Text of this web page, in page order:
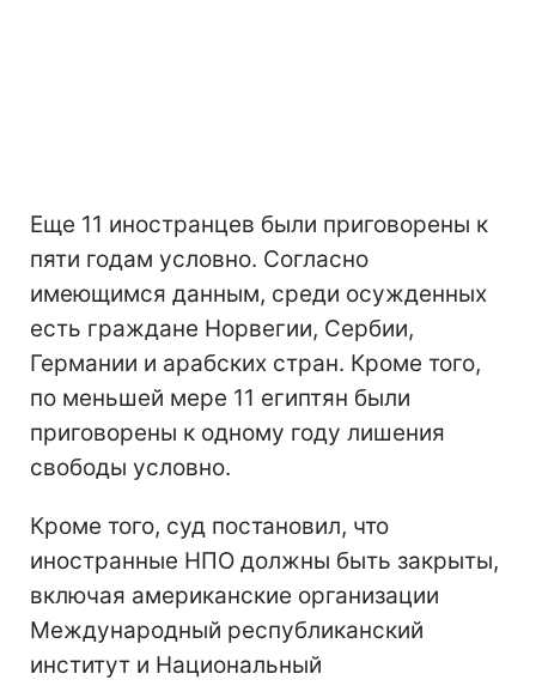
Еще 11 иностранцев были приговорены к
пяти годам условно. Согласно
имеющимся данным, среди осужденных
есть граждане Норвегии, Сербии,
Германии и арабских стран. Кроме того,
по меньшей мере 11 египтян были
приговорены к одному году лишения
свободы условно.
Кроме того, суд постановил, что
иностранные НПО должны быть закрыты,
включая американские организации
Международный республиканский
институт и Национальный